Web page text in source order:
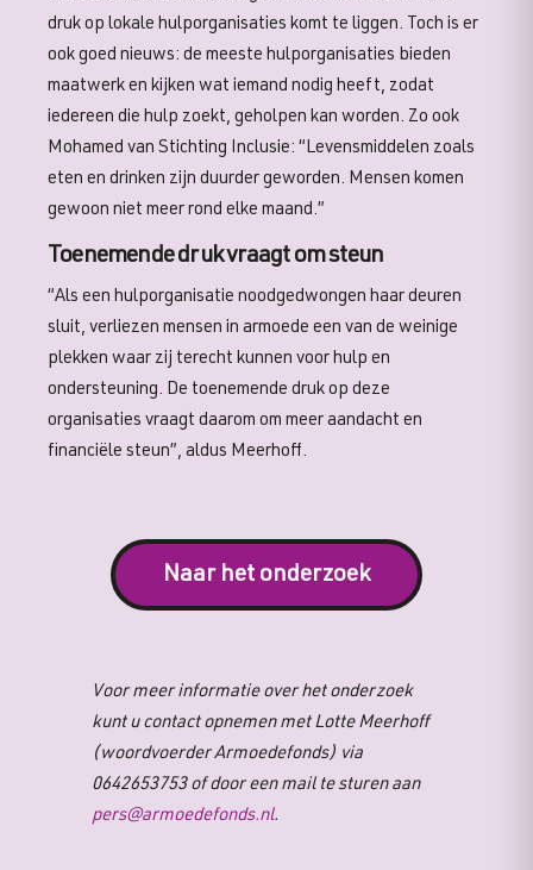
druk op lokale hulporganisaties komt te liggen. Toch is er
ook goed nieuws: de meeste hulporganisaties bieden
maatwerk en kijken wat iemand nodig heeft, zodat
iedereen die hulp zoekt, geholpen kan worden. Zo ook
Mohamed van Stichting Inclusie: “Levensmiddelen zoals
eten en drinken zijn duurder geworden. Mensen komen
gewoon niet meer rond elke maand.”
Toenemende druk vraagt om steun
“Als een hulporganisatie noodgedwongen haar deuren
sluit, verliezen mensen in armoede een van de weinige
plekken waar zij terecht kunnen voor hulp en
ondersteuning. De toenemende druk op deze
organisaties vraagt daarom om meer aandacht en
financiële steun”, aldus Meerhoff.
Naar het onderzoek
Voor meer informatie over het onderzoek
kunt u contact opnemen met Lotte Meerhoff
(woordvoerder Armoedefonds) via
0642653753 of door een mail te sturen aan
pers@armoedefonds.nl.